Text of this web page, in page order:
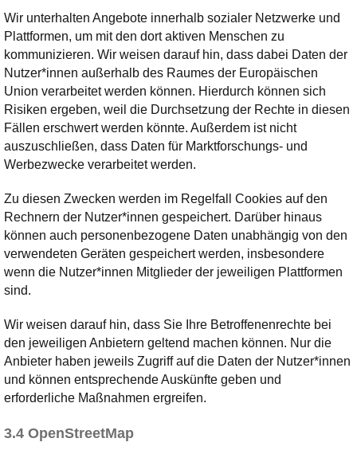
Wir unterhalten Angebote innerhalb sozialer Netzwerke und
Plattformen, um mit den dort aktiven Menschen zu
kommunizieren. Wir weisen darauf hin, dass dabei Daten der
Nutzer*innen außerhalb des Raumes der Europäischen
Union verarbeitet werden können. Hierdurch können sich
Risiken ergeben, weil die Durchsetzung der Rechte in diesen
Fällen erschwert werden könnte. Außerdem ist nicht
auszuschließen, dass Daten für Marktforschungs- und
Werbezwecke verarbeitet werden.
Zu diesen Zwecken werden im Regelfall Cookies auf den
Rechnern der Nutzer*innen gespeichert. Darüber hinaus
können auch personenbezogene Daten unabhängig von den
verwendeten Geräten gespeichert werden, insbesondere
wenn die Nutzer*innen Mitglieder der jeweiligen Plattformen
sind.
Wir weisen darauf hin, dass Sie Ihre Betroffenenrechte bei
den jeweiligen Anbietern geltend machen können. Nur die
Anbieter haben jeweils Zugriff auf die Daten der Nutzer*innen
und können entsprechende Auskünfte geben und
erforderliche Maßnahmen ergreifen.
3.4 OpenStreetMap